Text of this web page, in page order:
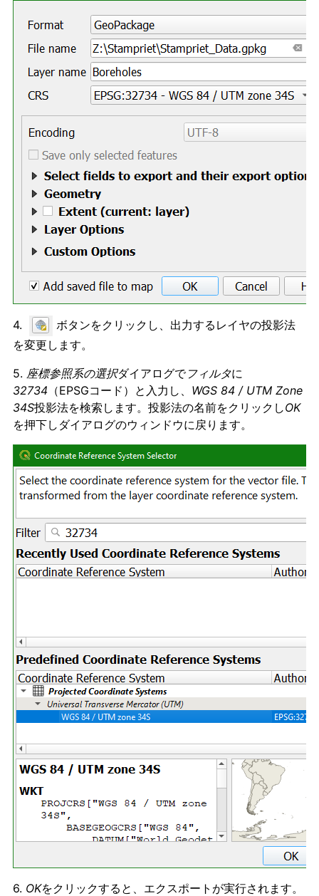
4.
ボタンをクリックし、出力するレイヤの投影法
を変更します。
5. 座標参照系の選択ダイアログでフィルタに
32734 （EPSGコード）と入力し、 WGS 84 / UTM Zone
34S投影法を検索します。投影法の名前をクリックしOK
を押下しダイアログのウィンドウに戻ります。
6. OKをクリックすると、エクスポートが実行されます。